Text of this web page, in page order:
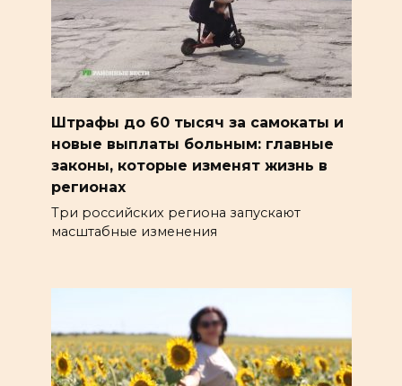
Штрафы до 60 тысяч за самокаты и
новые выплаты больным: главные
законы, которые изменят жизнь в
регионах
Три российских региона запускают
масштабные изменения